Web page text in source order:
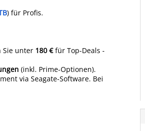
) für Profis.
Sie unter 180 €für Top-Deals -
(inkl. Prime-Optionen).
via Seagate-Software. Bei